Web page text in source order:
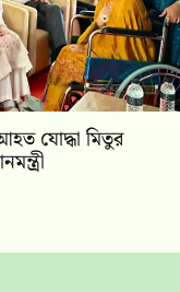
যোদ্ধা মিতুর